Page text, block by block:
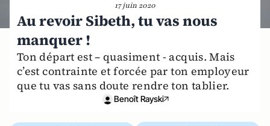
17 juin 2020
Au revoir Sibeth, tu vas nous
manquer !
Ton départ est – quasiment - acquis. Mais
c’est contrainte et forcée par ton employeur
que tu vas sans doute rendre ton tablier.
Benoît Rayski